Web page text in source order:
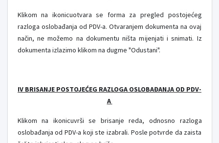
Klikom na ikonicuotvara se forma za pregled postojećeg
razloga oslobađanja od PDV-a. Otvaranjem dokumenta na ovaj
način, ne možemo na dokumentu ništa mijenjati i snimati. Iz
dokumenta izlazimo klikom na dugme "Odustani".
IV BRISANJE POSTOJEĆEG RAZLOGA OSLOBAĐANJA OD PDV-
A
Klikom na ikonicuvrši se brisanje reda, odnosno razloga
oslobađanja od PDV-a koji ste izabrali. Posle potvrde da zaista